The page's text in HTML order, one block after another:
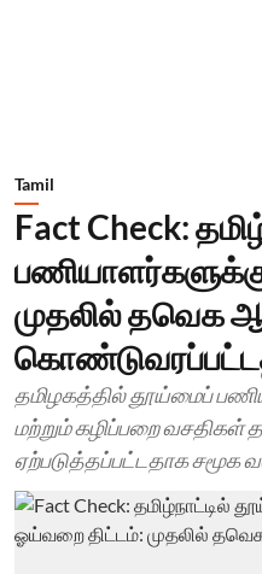
Tamil
Fact Check:
முதலில் தவெக
தமிழகத்தில் தூய்மைப்
மற்றும் கழிப்பறை வசதிகள்
ஏற்படுத்தப்பட்டதாக சமூக